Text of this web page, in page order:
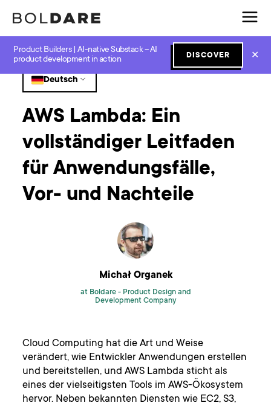
Product Builders | AI-native Substack – AI
product development in action
DISCOVER ✕
Home Blog Software Development AWS Lambda: Ein vollständiger Leitfaden für Anwendungsfälle, Vor- und Nachteile
Deutsch
AWS Lambda: Ein
vollständiger Leitfaden
für Anwendungsfälle,
Vor- und Nachteile
Michał Organek
at Boldare - Product Design and
Development Company
Cloud Computing hat die Art und Weise
verändert, wie Entwickler Anwendungen erstellen
und bereitstellen, und AWS Lambda sticht als
eines der vielseitigsten Tools im AWS-Ökosystem
hervor. Neben bekannten Diensten wie EC2, S3,